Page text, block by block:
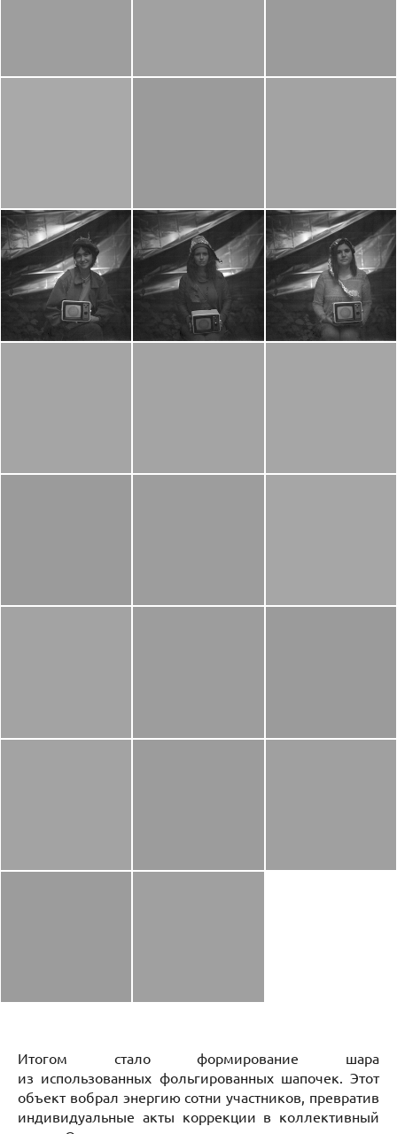
Итогом стало формирование шара
из использованных фольгированных шапочек. Этот
объект вобрал энергию сотни участников, превратив
индивидуальные акты коррекции в коллективный